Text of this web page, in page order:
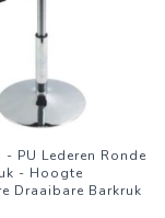
PU Lederen Ronde
- Hoogte
Draaibare Barkruk